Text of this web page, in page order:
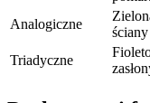
Analogiczne
ściany
Triadyczne